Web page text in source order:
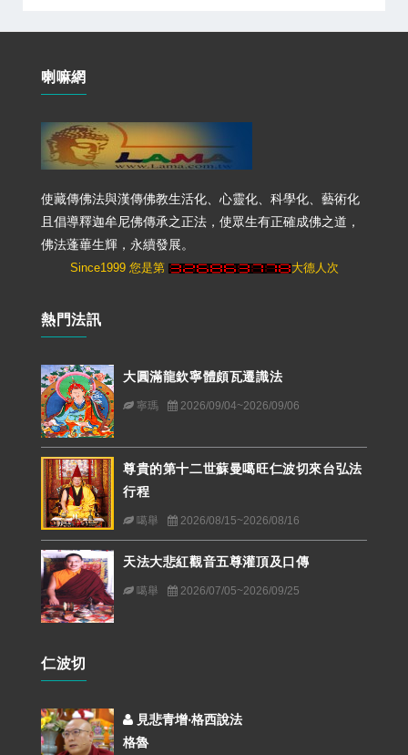
喇嘛網
使藏傳佛法與漢傳佛教生活化、心靈化、科學化、藝術化
且倡導釋迦牟尼佛傳承之正法，使眾生有正確成佛之道，
佛法蓬蓽生輝，永續發展。
Since1999 您是第 大德人次
熱門法訊
大圓滿龍欽寧體頗瓦遷識法
寧瑪 2026/09/04~2026/09/06
尊貴的第十二世蘇曼噶旺仁波切來台弘法
行程
噶舉 2026/08/15~2026/08/16
天法大悲紅觀音五尊灌頂及口傳
噶舉 2026/07/05~2026/09/25
仁波切
見悲青增‧格西說法
格魯